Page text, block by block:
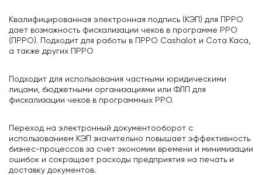
Квалифицированная электронная подпись (КЭП) для ПРРО
дает возможность фискализации чеков в программе РРО
(ПРРО). Подходит для работы в ПРРО Cashalot и Сота Каса,
а также других ПРРО
Подходит для использования частными юридическими
лицами, бюджетными организациями или ФЛП для
фискализации чеков в программных РРО.
Переход на электронный документооборот с
использованием КЭП значительно повышает эффективность
бизнес-процессов за счет экономии времени и минимизации
ошибок и сокращает расходы предприятия на печать и
доставку документов.